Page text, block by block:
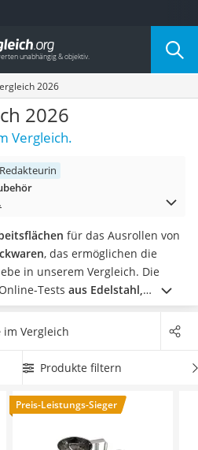
Kategorie
2026
2026
Vergleich.
Redakteurin
für das Ausrollen von
, das ermöglichen die
in unserem Vergleich. Die
Tests aus Edelstahl,
von fein bis besonders fein und
Extras wie Deckel und
mit Deckel, wenn Sie häufig
hier im August 2026 besonders
* mit seinen Eigenschaften.
im Vergleich
Produkte filtern
Preis-Leistungs-Sieger